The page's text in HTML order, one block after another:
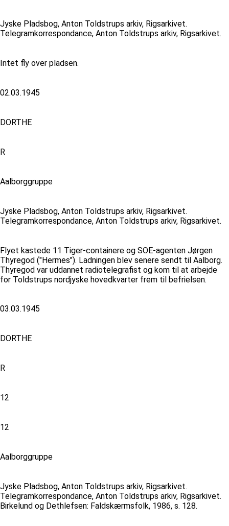
Jyske Pladsbog, Anton Toldstrups arkiv, Rigsarkivet.
Telegramkorrespondance, Anton Toldstrups arkiv, Rigsarkivet.
Intet fly over pladsen.
02.03.1945
DORTHE
R
Aalborggruppe
Jyske Pladsbog, Anton Toldstrups arkiv, Rigsarkivet.
Telegramkorrespondance, Anton Toldstrups arkiv, Rigsarkivet.
Flyet kastede 11 Tiger-containere og SOE-agenten Jørgen
Thyregod ("Hermes"). Ladningen blev senere sendt til Aalborg.
Thyregod var uddannet radiotelegrafist og kom til at arbejde
for Toldstrups nordjyske hovedkvarter frem til befrielsen.
03.03.1945
DORTHE
R
12
12
Aalborggruppe
Jyske Pladsbog, Anton Toldstrups arkiv, Rigsarkivet.
Telegramkorrespondance, Anton Toldstrups arkiv, Rigsarkivet.
Birkelund og Dethlefsen: Faldskærmsfolk, 1986, s. 128.